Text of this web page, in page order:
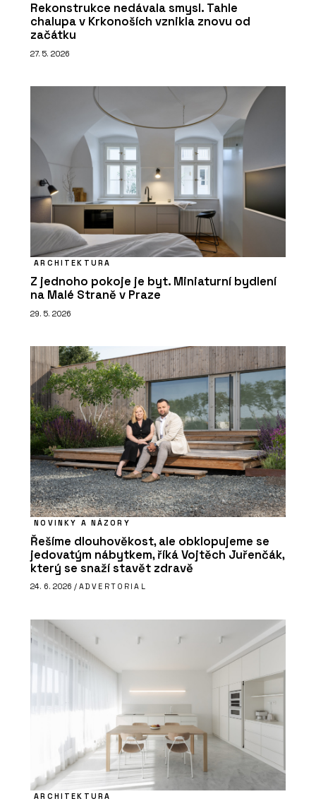
Rekonstrukce nedávala smysl. Tahle
chalupa v Krkonoších vznikla znovu od
začátku
27. 5. 2026
ARCHITEKTURA
Z jednoho pokoje je byt. Miniaturní bydlení
na Malé Straně v Praze
29. 5. 2026
NOVINKY A NÁZORY
Řešíme dlouhověkost, ale obklopujeme se
jedovatým nábytkem, říká Vojtěch Juřenčák,
který se snaží stavět zdravě
24. 6. 2026 / ADVERTORIAL
ARCHITEKTURA